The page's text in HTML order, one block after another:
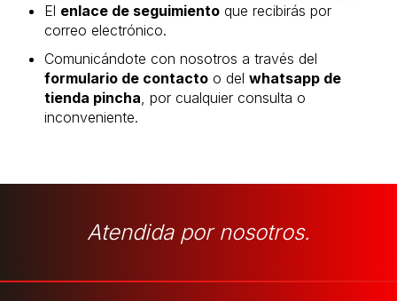
El enlace de seguimiento que recibirás por
correo electrónico.
Comunicándote con nosotros a través del
formulario de contacto o del whatsapp de
tienda pincha , por cualquier consulta o
inconveniente.
Atendida por nosotros.